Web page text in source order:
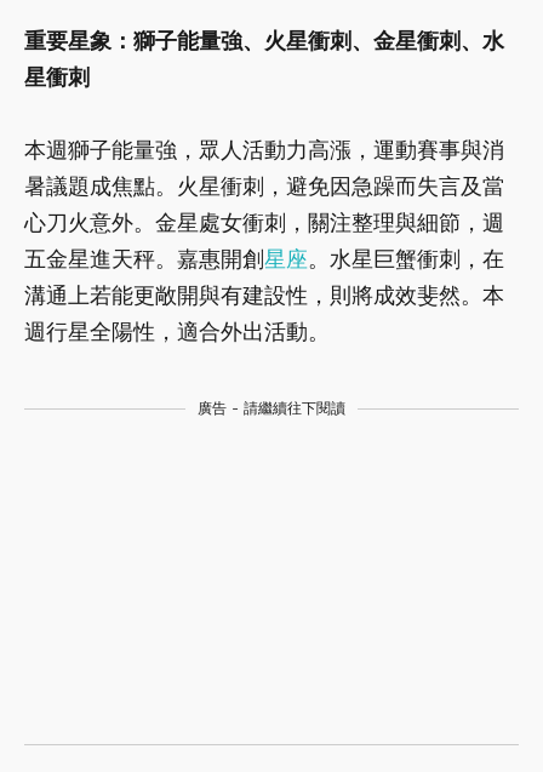
重要星象：獅子能量強、火星衝刺、金星衝刺、水
星衝刺
本週獅子能量強，眾人活動力高漲，運動賽事與消
暑議題成焦點。火星衝刺，避免因急躁而失言及當
心刀火意外。金星處女衝刺，關注整理與細節，週
五金星進天秤。嘉惠開創星座。水星巨蟹衝刺，在
溝通上若能更敞開與有建設性，則將成效斐然。本
週行星全陽性，適合外出活動。
廣告 - 請繼續往下閱讀